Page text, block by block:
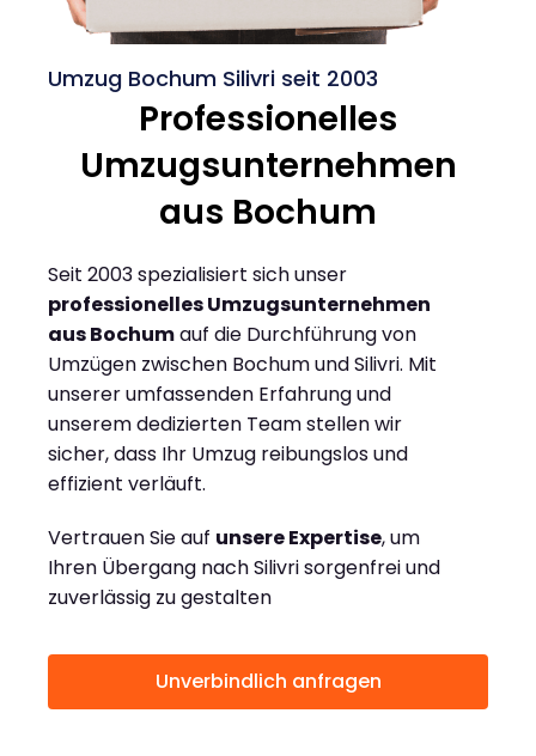
Umzug Bochum Silivri seit 2003
Professionelles
Umzugsunternehmen
aus Bochum
Seit 2003 spezialisiert sich unser
professionelles Umzugsunternehmen
aus Bochumauf die Durchführung von
Umzügen zwischen Bochum und Silivri. Mit
unserer umfassenden Erfahrung und
unserem dedizierten Team stellen wir
sicher, dass Ihr Umzug reibungslos und
effizient verläuft.
Vertrauen Sie auf unsere Expertise, um
Ihren Übergang nach Silivri sorgenfrei und
zuverlässig zu gestalten
Unverbindlich anfragen